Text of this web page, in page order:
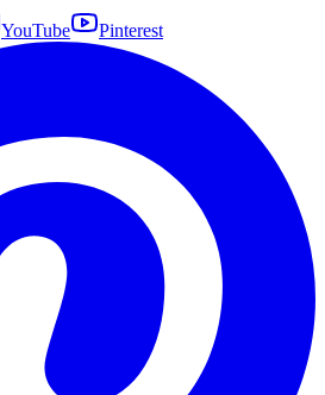
YouTube Pinterest